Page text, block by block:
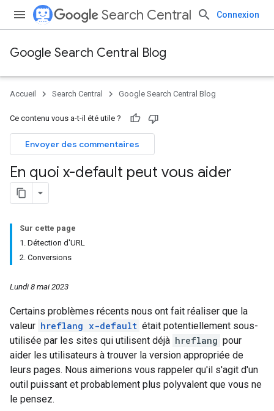
Search Central Connexion
Google Search Central Blog
Accueil Search Central Google Search Central Blog
Ce contenu vous a-t-il été utile ?
Envoyer des commentaires
En quoi x-default peut vous aider
Sur cette page
1. Détection d'URL
2. Conversions
Lundi 8 mai 2023
Certains problèmes récents nous ont fait réaliser que la
valeur hreflang x-default était potentiellement sous-
utilisée par les sites qui utilisent déjà hreflang pour
aider les utilisateurs à trouver la version appropriée de
leurs pages. Nous aimerions vous rappeler qu'il s'agit d'un
outil puissant et probablement plus polyvalent que vous ne
le pensez.